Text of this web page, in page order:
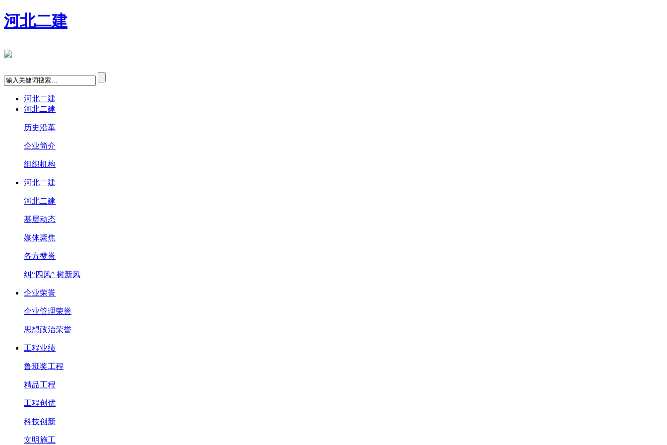
河北二建
河北二建
河北二建
历史沿革
企业简介
组织机构
河北二建
河北二建
基层动态
媒体聚焦
各方赞誉
纠“四风” 树新风
企业荣誉
企业管理荣誉
思想政治荣誉
工程业绩
鲁班奖工程
精品工程
工程创优
科技创新
文明施工